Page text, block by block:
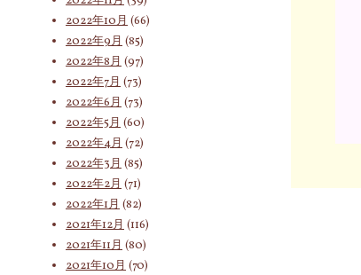
2022年10月 (66)
2022年9月 (85)
2022年8月 (97)
2022年7月 (73)
2022年6月 (73)
2022年5月 (60)
2022年4月 (72)
2022年3月 (85)
2022年2月 (71)
2022年1月 (82)
2021年12月 (116)
2021年11月 (80)
2021年10月 (70)